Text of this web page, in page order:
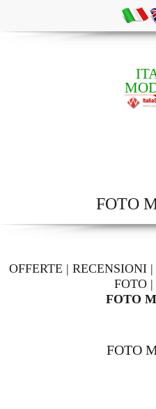
FOTO
OFFERTE | RECENSIONI |
FOTO|
FOTO
FOTO